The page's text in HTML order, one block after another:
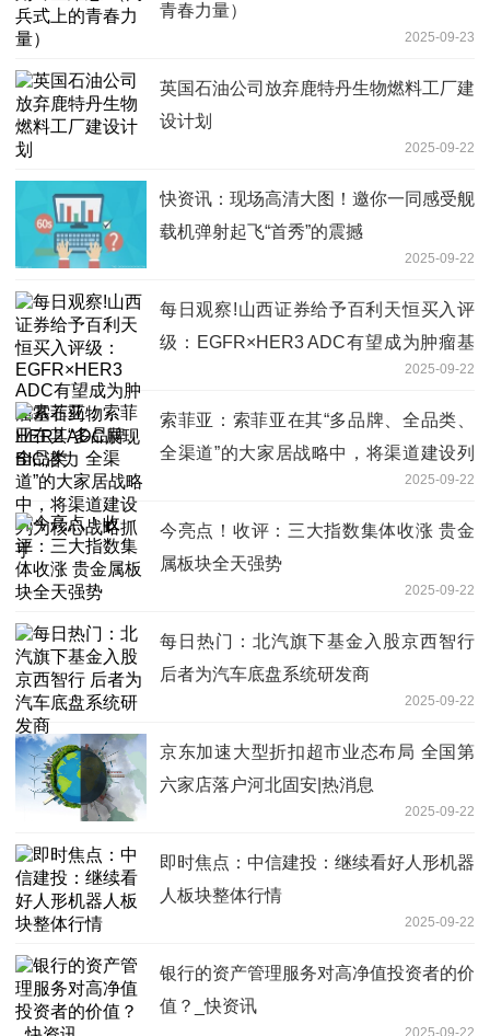
青春力量）
2025-09-23
英国石油公司放弃鹿特丹生物燃料工厂建
设计划
2025-09-22
快资讯：现场高清大图！邀你一同感受舰
载机弹射起飞“首秀”的震撼
2025-09-22
每日观察!山西证券给予百利天恒买入评
级：EGFR×HER3 ADC有望成为肿瘤基
石药物，HER2 ADC展现BIC潜力2025-09-22
索菲亚：索菲亚在其“多品牌、全品类、
全渠道”的大家居战略中，将渠道建设列
2025-09-22
今亮点！收评：三大指数集体收涨 贵金
属板块全天强势
2025-09-22
每日热门：北汽旗下基金入股京西智行
后者为汽车底盘系统研发商
2025-09-22
京东加速大型折扣超市业态布局 全国第
六家店落户河北固安|热消息
2025-09-22
即时焦点：中信建投：继续看好人形机器
人板块整体行情
2025-09-22
银行的资产管理服务对高净值投资者的价
值？_快资讯